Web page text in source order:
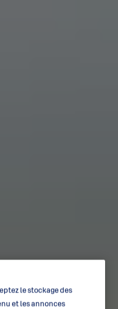
le stockage des
et les annonces